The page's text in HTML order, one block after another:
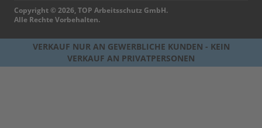
Copyright © 2026, TOP Arbeitsschutz GmbH.
Alle Rechte Vorbehalten.
VERKAUF NUR AN GEWERBLICHE KUNDEN - KEIN
VERKAUF AN PRIVATPERSONEN